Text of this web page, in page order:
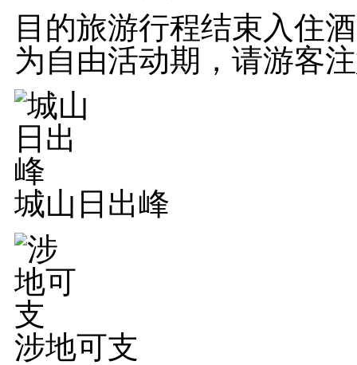
目的旅游行程结束入住
为自由活动期，请游客
城山日出峰
涉地可支